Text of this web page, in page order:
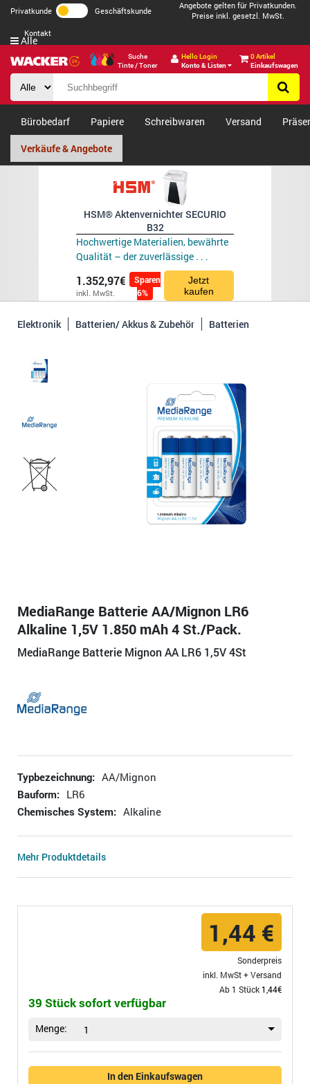
Privatkunde Geschäftskunde
Angebote gelten für Privatkunden.
Preise inkl. gesetzl. MwSt.
Kontakt
Suche
Tinte / Toner
Hello Login
Konto & Listen
0 Artikel
Einkaufswagen
Alle
Bürobedarf Papiere Schreibwaren Versand
Verkäufe & Angebote
HSM® Aktenvernichter SECURIO
B32
Hochwertige Materialien, bewährte
Qualität – der zuverlässige . . .
1.352,97€
inkl. MwSt.
Sparen
6%
Jetzt
kaufen
Elektronik Batterien/ Akkus & Zubehör Batterien
MediaRange Batterie AA/Mignon LR6
Alkaline 1,5V 1.850 mAh 4 St./Pack.
MediaRange Batterie Mignon AA LR6 1,5V 4St
Typbezeichnung: AA/Mignon
Bauform: LR6
Chemisches System: Alkaline
Mehr Produktdetails
1,44 €
Sonderpreis
inkl. MwSt +Versand
Ab 1 Stück 1,44€
39 Stück sofort verfügbar
Menge: 1
In den Einkaufswagen